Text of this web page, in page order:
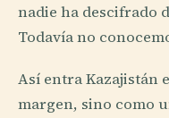
nadie ha descifrado
Todavía no
Así entra Kazajistán
margen, sino como